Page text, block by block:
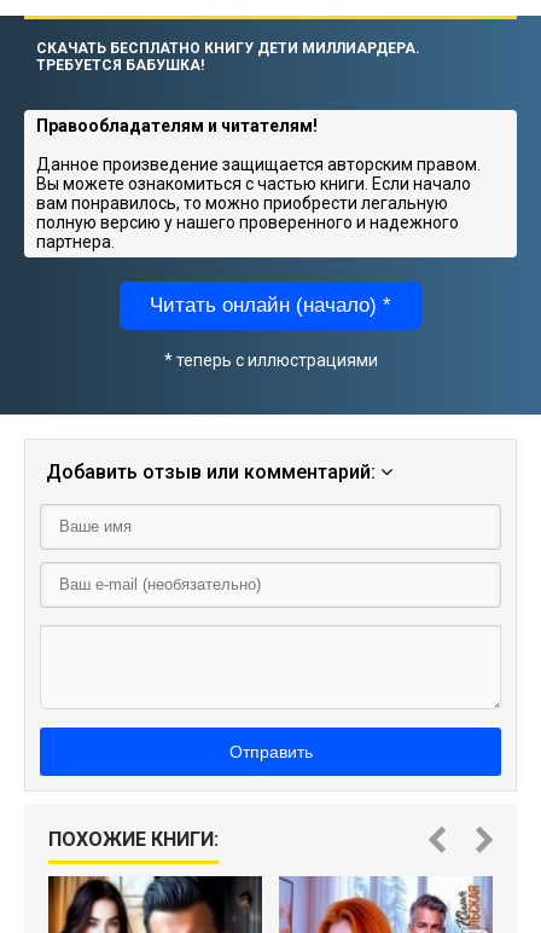
СКАЧАТЬ БЕСПЛАТНО КНИГУ ДЕТИ МИЛЛИАРДЕРА.
ТРЕБУЕТСЯ БАБУШКА!
Правообладателям и читателям!
Данное произведение защищается авторским правом.
Вы можете ознакомиться с частью книги. Если начало
вам понравилось, то можно приобрести легальную
полную версию у нашего проверенного и надежного
партнера.
Читать онлайн (начало) *
* теперь с иллюстрациями
Добавить отзыв или комментарий:
Отправить
ПОХОЖИЕ КНИГИ: